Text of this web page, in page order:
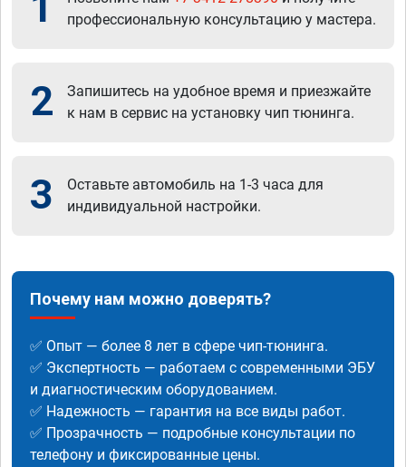
профессиональную консультацию у мастера.
2
Запишитесь на удобное время и приезжайте
к нам в сервис на установку чип тюнинга.
3
Оставьте автомобиль на 1-3 часа для
индивидуальной настройки.
Почему нам можно доверять?
✅ Опыт — более 8 лет в сфере чип-тюнинга.
✅ Экспертность — работаем с современными ЭБУ
и диагностическим оборудованием.
✅ Надежность — гарантия на все виды работ.
✅ Прозрачность — подробные консультации по
телефону и фиксированные цены.